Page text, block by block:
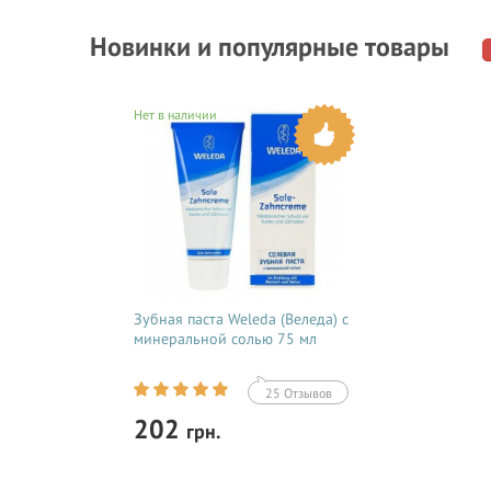
Новинки и популярные товары
Нет в наличии
Зубная паста Weleda (Веледа) с
минеральной солью 75 мл
25 Отзывов
202 грн.